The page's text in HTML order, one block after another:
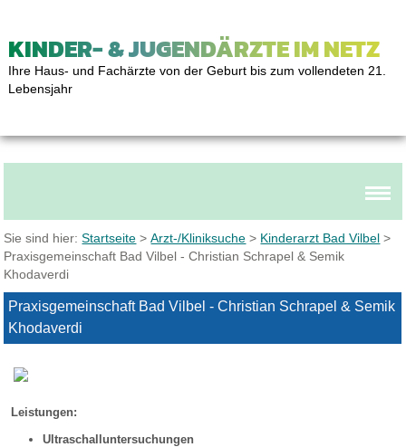
KINDER- & JUGENDÄRZTE IM NETZ
Ihre Haus- und Fachärzte von der Geburt bis zum vollendeten 21.
Lebensjahr
Sie sind hier:Startseite >Arzt-/Kliniksuche > Kinderarzt Bad Vilbel >
Praxisgemeinschaft Bad Vilbel - Christian Schrapel & Semik
Khodaverdi
Praxisgemeinschaft Bad Vilbel - Christian Schrapel & Semik
Khodaverdi
Leistungen:
Ultraschalluntersuchungen